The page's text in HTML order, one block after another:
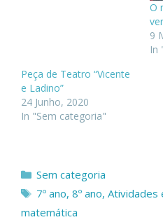
O
9
In
Peça de Teatro “Vicente
e Ladino”
24 Junho, 2020
In "Sem categoria"
Categorias
Sem categoria
Etiquetas
7º ano, 8º ano, Atividades
matemática